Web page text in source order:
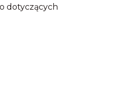
dotyczących